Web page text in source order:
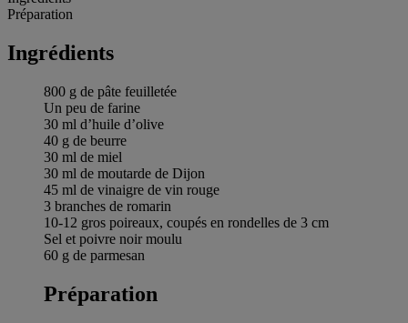
Préparation
Ingrédients
800 g de pâte feuilletée
Un peu de farine
30 ml d’huile d’olive
40 g de beurre
30 ml de miel
30 ml de moutarde de Dijon
45 ml de vinaigre de vin rouge
3 branches de romarin
10-12 gros poireaux, coupés en rondelles de 3 cm
Sel et poivre noir moulu
60 g de parmesan
Préparation